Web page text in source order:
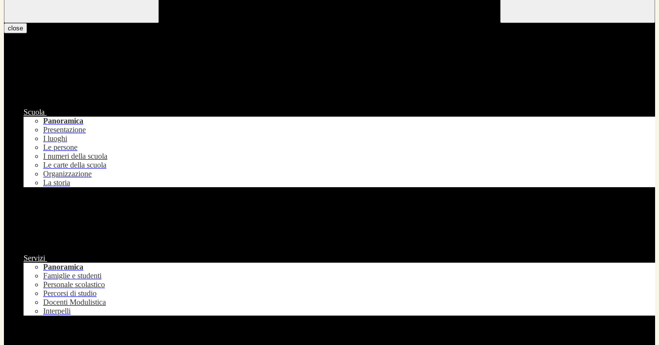
close
Scuola
Panoramica
Presentazione
I luoghi
Le persone
I numeri della scuola
Le carte della scuola
Organizzazione
La storia
Servizi
Panoramica
Famiglie e studenti
Personale scolastico
Percorsi di studio
Docenti Modulistica
Interpelli